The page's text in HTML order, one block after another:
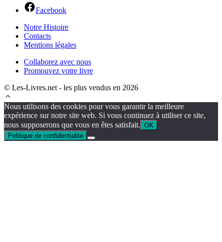
Facebook
Notre Histoire
Contacts
Mentions légales
Collaborez avec nous
Promouvez votre livre
© Les-Livres.net - les plus vendus en 2026
Nous utilisons des cookies pour vous garantir la meilleure
expérience sur notre site web. Si vous continuez à utiliser ce site,
nous supposerons que vous en êtes satisfait. OK
Politique de confidentialité